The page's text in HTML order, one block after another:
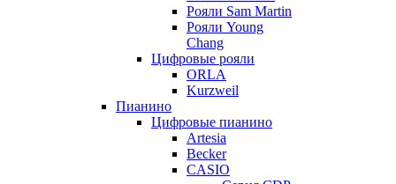
Рояли Sam Martin
Рояли Young
Chang
Цифровые рояли
ORLA
Kurzweil
Пианино
Цифровые пианино
Artesia
Becker
CASIO